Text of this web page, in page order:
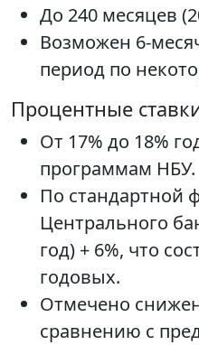
До 240 месяцев
Возможен 6-
период по
Процентные
От 17% до 18%
программам НБУ.
По стандартной
Центрального
год) + 6%, что
годовых.
Отмечено
сравнению с